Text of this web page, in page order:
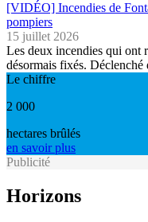
[VIDÉO] Incendies de
pompiers
15 juillet 2026
Les deux incendies qui ont
désormais fixés.
Le chiffre
2 000
hectares brûlés
en savoir plus
Publicité
Horizons